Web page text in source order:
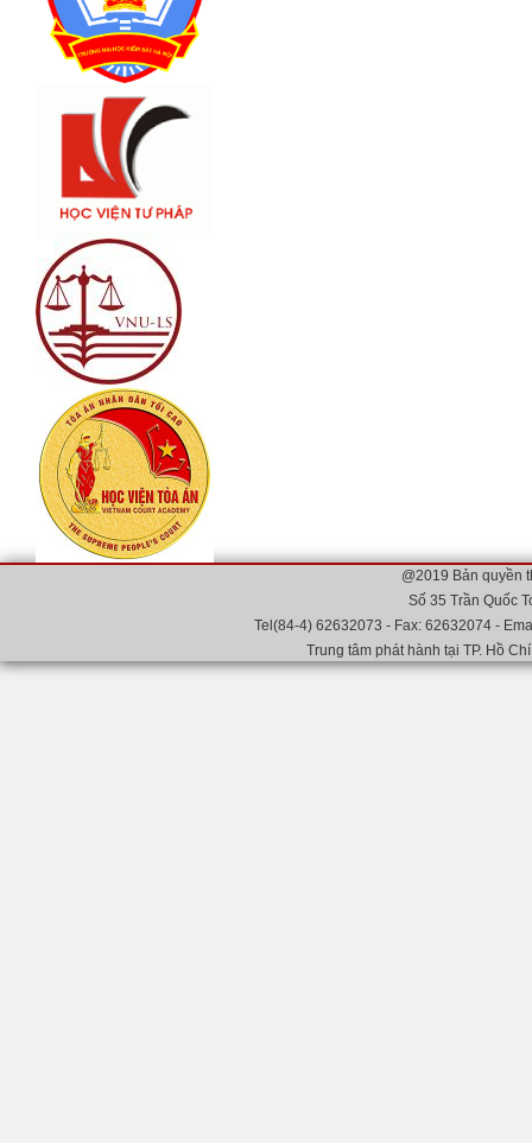
@2019 Bản quyền
Số 35 Trần Quốc
Tel(84-4) 62632073 - Fax: 62632074 -
Trung tâm phát hành tại TP. Hồ